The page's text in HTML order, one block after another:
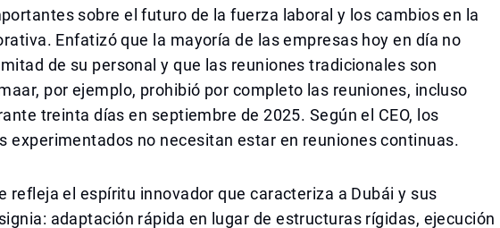
sobre el futuro de la fuerza laboral y los cambios en la
Enfatizó que la mayoría de las empresas hoy en día no
de su personal y que las reuniones tradicionales son
por ejemplo, prohibió por completo las reuniones, incluso
treinta días en septiembre de 2025. Según el CEO, los
experimentados no necesitan estar en reuniones continuas.
refleja el espíritu innovador que caracteriza a Dubái y sus
adaptación rápida en lugar de estructuras rígidas, ejecución